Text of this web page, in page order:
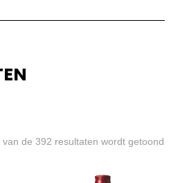
de 392 resultaten wordt getoond